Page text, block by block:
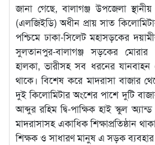
জানা গেছে, বালাগঞ্জ উপজেলা
(এলজিইডি) অধীন প্রায় সাত
পশ্চিমে ঢাকা-সিলেট মহাসড়কের
সুলতানপুর-বালাগঞ্জ সড়কের মোরার
হালকা, ভারীসহ সব ধরনের
থাকে। বিশেষ করে মাদরাসা বাজার
দুই কিলোমিটার অংশের পাশে দুটি
আব্দুর রহিম দ্বি-পাক্ষিক হাই স্কুল
মাদরাসাসহ একাধিক শিক্ষাপ্রতিষ্ঠান
শিক্ষক ও সাধারণ মানুষ এ সড়ক